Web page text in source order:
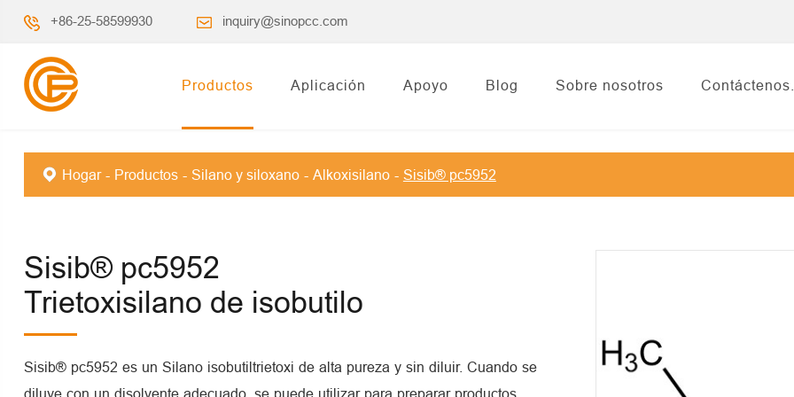
+86-25-58599930 inquiry@sinopcc.com
Productos Aplicación Apoyo Blog Sobre nosotros
Hogar Productos Silano y siloxano Alkoxisilano Sisib® pc5952
Sisib® pc5952
Trietoxisilano de isobutilo
Sisib® pc5952 es un Silano isobutiltrietoxi de alta pureza y sin diluir. Cuando se
diluye con un disolvente adecuado, se puede utilizar para preparar productos